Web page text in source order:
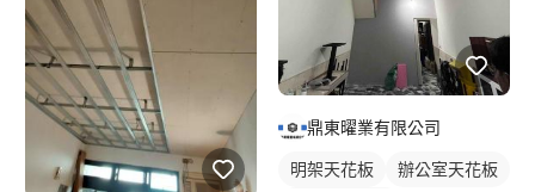
鼎東曜業有限公司
明架天花板
辦公室天花板